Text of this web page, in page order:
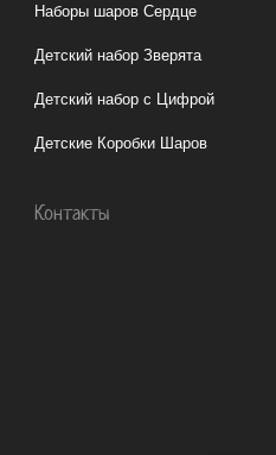
Наборы шаров Сердце
Детский набор Зверята
Детский набор с Цифрой
Детские Коробки Шаров
Контакты